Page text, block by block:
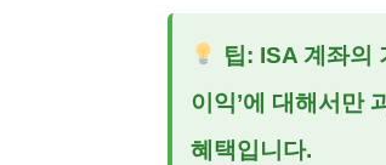
팁: ISA 계좌의
이익’에 대해서만
혜택입니다.